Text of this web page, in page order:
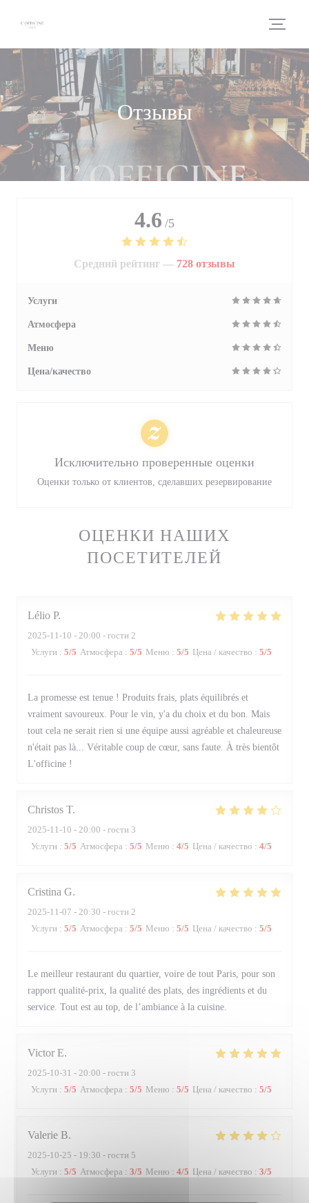
Отзывы
ОЦЕНКИ НАШИХ
ПОСЕТИТЕЛЕЙ
Lélio P
2025-11-10 - 20:00 - гости 2
Услуги : 5/5 Атмосфера : 5/5 Меню : 5/5 Цена / качество : 5/5
La promesse est tenue ! Produits frais, plats équilibrés et
vraiment savoureux. Pour le vin, y'a du choix et du bon. Mais
tout cela ne serait rien si une équipe aussi agréable et chaleureuse
n'était pas là... Véritable coup de cœur, sans faute. À très bientôt
L'officine !
Christos T
2025-11-10 - 20:00 - гости 3
Услуги : 5/5 Атмосфера : 5/5 Меню : 4/5 Цена / качество : 4/5
Cristina G
2025-11-07 - 20:30 - гости 2
Услуги : 5/5 Атмосфера : 5/5 Меню : 5/5 Цена / качество : 5/5
Le meilleur restaurant du quartier, voire de tout Paris, pour son
rapport qualité-prix, la qualité des plats, des ingrédients et du
service. Tout est au top, de l’ambiance à la cuisine.
Victor E
2025-10-31 - 20:00 - гости 3
Услуги : 5/5 Атмосфера : 5/5 Меню : 5/5 Цена / качество : 5/5
Valerie B
2025-10-25 - 19:30 - гости 5
Услуги : 5/5 Атмосфера : 3/5 Меню : 4/5 Цена / качество : 3/5
4.6 /5
Средний рейтинг — 728 отзывы
Услуги
Атмосфера
Меню
Цена/качество
Исключительно проверенные оценки
Оценки только от клиентов, сделавших резервирование